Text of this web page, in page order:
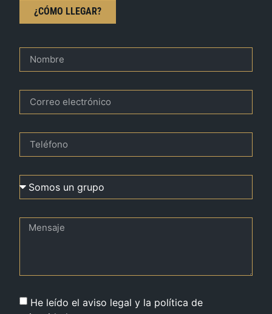
¿CÓMO LLEGAR?
He leído el aviso legal y la política de